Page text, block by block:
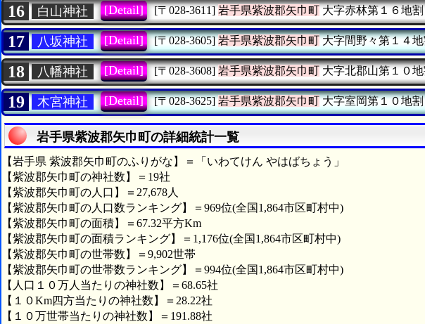
16 白山神社 [Detail] [〒028-3611] 岩手県紫波郡矢巾町大字赤林第１６地
17 八坂神社 [Detail] [〒028-3605] 岩手県紫波郡矢巾町大字間野々第１４
18 八幡神社 [Detail] [〒028-3608] 岩手県紫波郡矢巾町大字北郡山第１０
19 木宮神社 [Detail] [〒028-3625] 岩手県紫波郡矢巾町大字室岡第１０地
岩手県紫波郡矢巾町の詳細統計一覧
【岩手県 紫波郡矢巾町のふりがな】＝「いわてけん やはばちょう」
【紫波郡矢巾町の神社数】＝19社
【紫波郡矢巾町の人口】＝27,678人
【紫波郡矢巾町の人口数ランキング】＝969位(全国1,864市区町村中)
【紫波郡矢巾町の面積】＝67.32平方Km
【紫波郡矢巾町の面積ランキング】＝1,176位(全国1,864市区町村中)
【紫波郡矢巾町の世帯数】＝9,902世帯
【紫波郡矢巾町の世帯数ランキング】＝994位(全国1,864市区町村中)
【人口１０万人当たりの神社数】＝68.65社
【１０Km四方当たりの神社数】＝28.22社
【１０万世帯当たりの神社数】＝191.88社